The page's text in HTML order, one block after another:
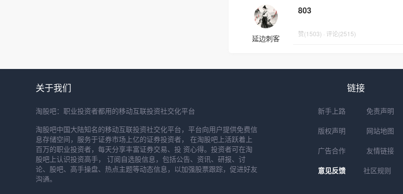
延边刺客
803
赞(1503) · 评论(2515)
关于我们
淘股吧：职业投资者都用的移动互联投资社交化平台
淘股吧中国大陆知名的移动互联投资社交化平台，平台向用户提供免费信
息存储空间，服务于证券市场上亿的证券投资者， 在淘股吧上活跃着上
百万的职业投资者，每天分享丰富证券交易、投 资心得。投资者可在淘
股吧上认识投资高手， 订阅自选股信息，包括公告、资讯、研报、讨
论、股吧、高手操盘、热点主题等动态信息，以加强股票跟踪，促进好友
沟通。
链接
新手上路 免责声明
版权声明 网站地图
广告合作 友情链接
意见反馈 社区规则